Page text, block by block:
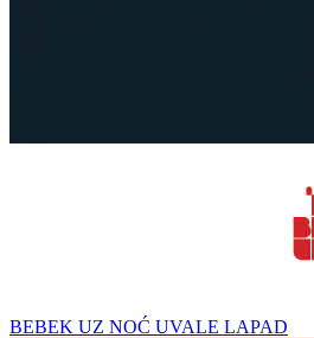
BEBEK UZ NOĆ UVALE LAPAD